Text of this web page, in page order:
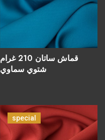
قماش ساتان 210 غرام
شتوي سماوي
special